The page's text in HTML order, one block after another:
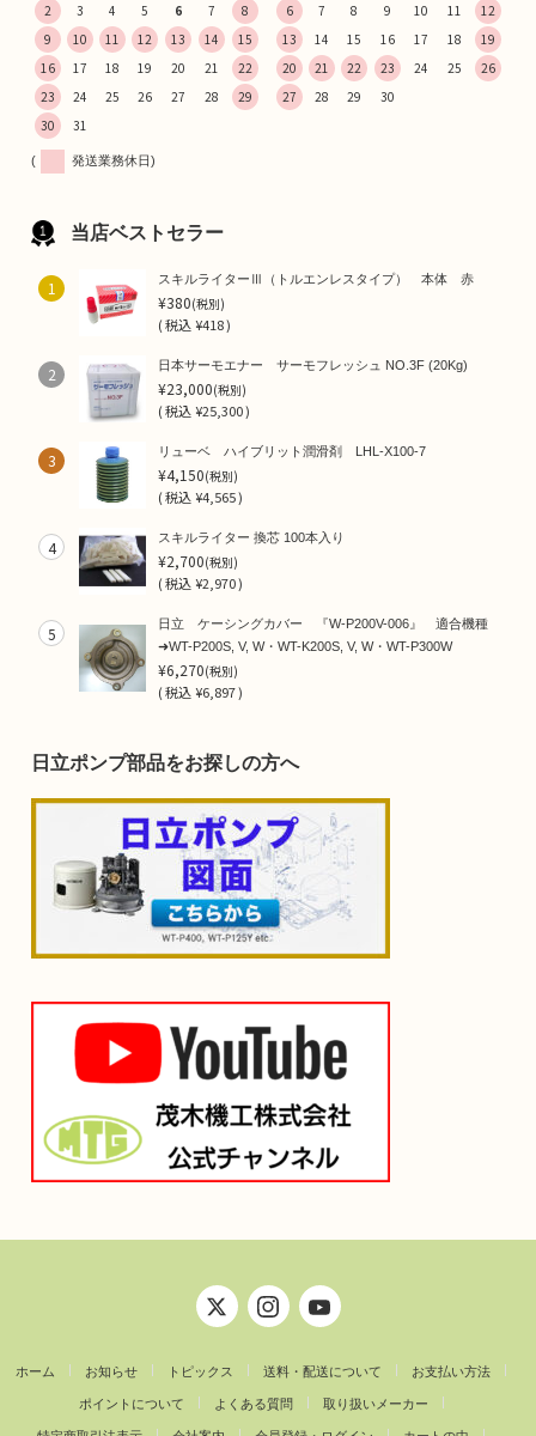
2
3 4 5 6 7
8
9
10 11 12 13 14
15
16
17 18 19 20 21
22
23
24 25 26 27 28
29
30
31
6
7 8 9 10 11
12
13
14 15 16 17 18
19
20
21 22 23 24 25
26
27
28 29 30
( 発送業務休日)
当店ベストセラー
1 スキルライターⅢ（トルエンレスタイプ） 本体 赤
¥380(税別)
(税込¥418 )
2 日本サーモエナー サーモフレッシュ NO.3F (20Kg)
¥23,000(税別)
(税込¥25,300 )
3 リューベ ハイブリット潤滑剤 LHL-X100-7
¥4,150(税別)
(税込¥4,565 )
4 スキルライター 換芯 100本入り
¥2,700(税別)
(税込¥2,970 )
5
日立 ケーシングカバー 『W-P200V-006』 適合機種
➜WT-P200S, V, W・WT-K200S, V, W・WT-P300W
¥6,270(税別)
(税込¥6,897 )
日立ポンプ部品をお探しの方へ
ホーム お知らせ トピックス 送料・配送について お支払い方法
ポイントについて よくある質問 取り扱いメーカー